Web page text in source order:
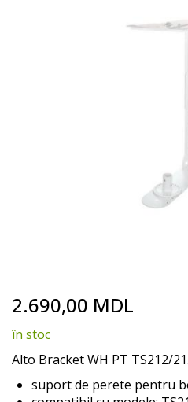
to
beginning
of
images
2.690,00 MDL
în stoc
Alto Bracket WH PT TS212/
suport de perete pentru